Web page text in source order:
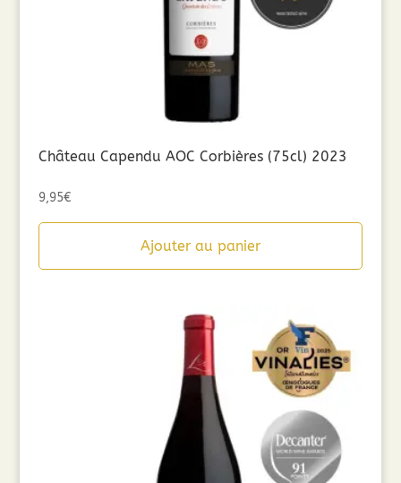
Château Capendu AOC Corbières (75cl) 2023
9,95€
Ajouter au panier